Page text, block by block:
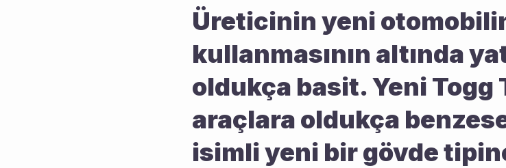
Üreticinin yeni
kullanmasının altında
oldukça basit. Yeni Togg
araçlara oldukça
isimli yeni bir gövde